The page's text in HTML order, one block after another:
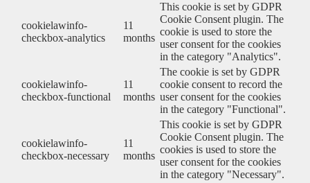
cookielawinfo-
checkbox-analytics
11
months
This cookie is set by GDPR
Cookie Consent plugin. The
cookie is used to store the
user consent for the cookies
in the category "Analytics".
cookielawinfo-
checkbox-functional
11
months
The cookie is set by GDPR
cookie consent to record the
user consent for the cookies
in the category "Functional".
cookielawinfo-
checkbox-necessary
11
months
This cookie is set by GDPR
Cookie Consent plugin. The
cookies is used to store the
user consent for the cookies
in the category "Necessary".